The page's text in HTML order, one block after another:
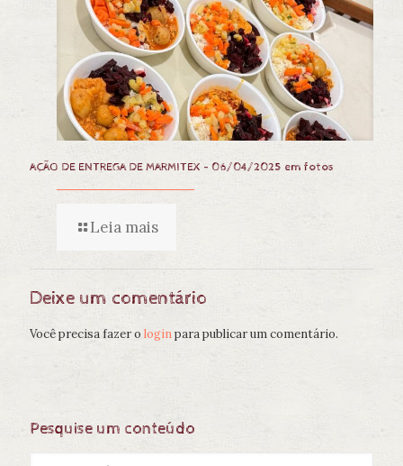
AÇÃO DE ENTREGA DE MARMITEX – 06/04/2025 em fotos
Leia mais
Deixe um comentário
Você precisa fazer o loginpara publicar um comentário.
Pesquise um conteúdo